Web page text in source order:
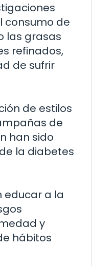
consumo de
las grasas
refinados,
de sufrir
de estilos
de
han sido
la diabetes
educar a la
y
hábitos